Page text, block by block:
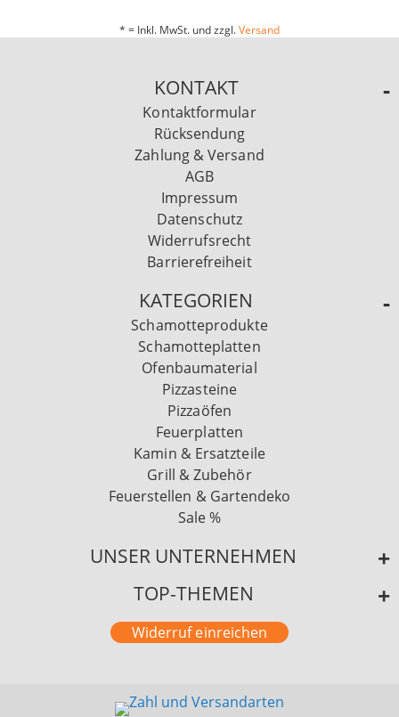
* = Inkl. MwSt. und zzgl.Versand
KONTAKT
Kontaktformular
Rücksendung
Zahlung & Versand
AGB
Impressum
Datenschutz
Widerrufsrecht
Barrierefreiheit
KATEGORIEN
Schamotteprodukte
Schamotteplatten
Ofenbaumaterial
Pizzasteine
Pizzaöfen
Feuerplatten
Kamin & Ersatzteile
Grill & Zubehör
Feuerstellen & Gartendeko
Sale %
UNSER UNTERNEHMEN
TOP-THEMEN
Widerruf einreichen